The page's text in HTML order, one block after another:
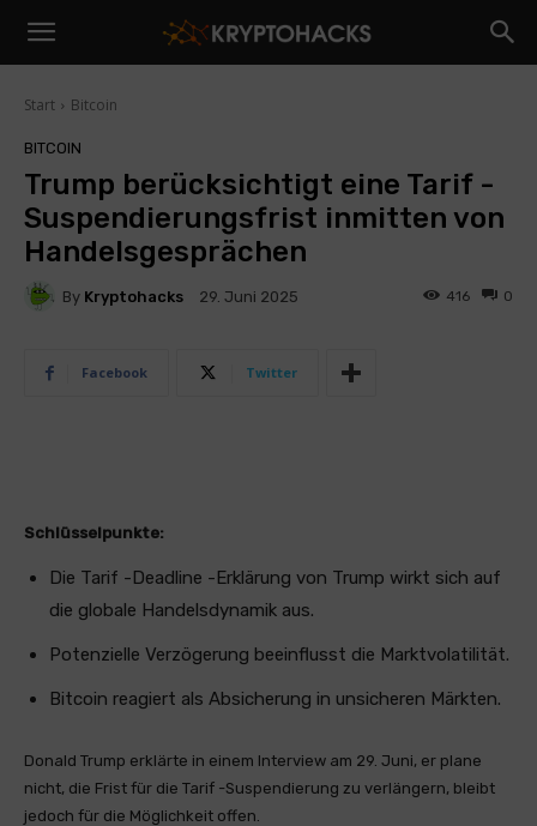
Start Bitcoin
BITCOIN
Trump berücksichtigt eine Tarif -
Suspendierungsfrist inmitten von
Handelsgesprächen
By Kryptohacks 29. Juni 2025 0
416
Facebook Twitter
Schlüsselpunkte:
Die Tarif -Deadline -Erklärung von Trump wirkt sich auf
die globale Handelsdynamik aus.
Potenzielle Verzögerung beeinflusst die Marktvolatilität.
Bitcoin reagiert als Absicherung in unsicheren Märkten.
Donald Trump erklärte in einem Interview am 29. Juni, er plane
nicht, die Frist für die Tarif -Suspendierung zu verlängern, bleibt
jedoch für die Möglichkeit offen.